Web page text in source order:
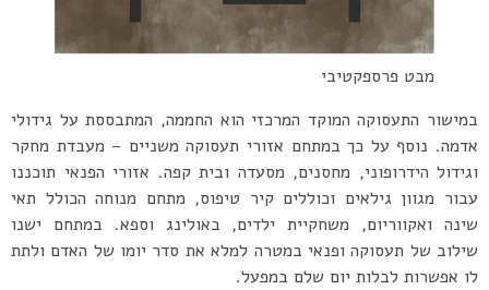
מבט פרספקטיבי
במישור התעסוקה המוקד המרכזי הוא החממה, המתבססת על גידולי
אדמה. נוסף על כך במתחם אזורי תעסוקה משניים – מעבדת מחקר
וגידול הידרופוני, מחסנים, מסעדה ובית קפה. אזורי הפנאי תוכננו
עבור מגוון גילאים וכוללים קיר טיפוס, מתחם מנוחה הכולל תאי
שינה ואקווריום, משחקיית ילדים, באולינג וספא. במתחם ישנו
שילוב של תעסוקה ופנאי במטרה למלא את סדר יומו של האדם ולתת
לו אפשרות לבלות יום שלם במפעל.